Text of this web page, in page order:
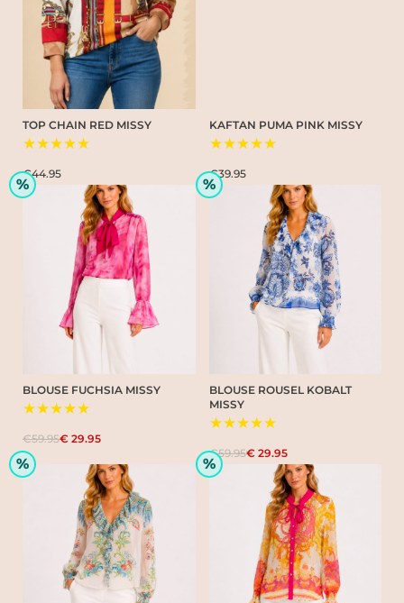
TOP CHAIN RED MISSY
★★★★★
€44.95
KAFTAN PUMA PINK MISSY
★★★★★
€39.95
%
BLOUSE FUCHSIA MISSY
★★★★★
€59.95€ 29.95
%
BLOUSE ROUSEL KOBALT
MISSY
★★★★★
€59.95€ 29.95
% %